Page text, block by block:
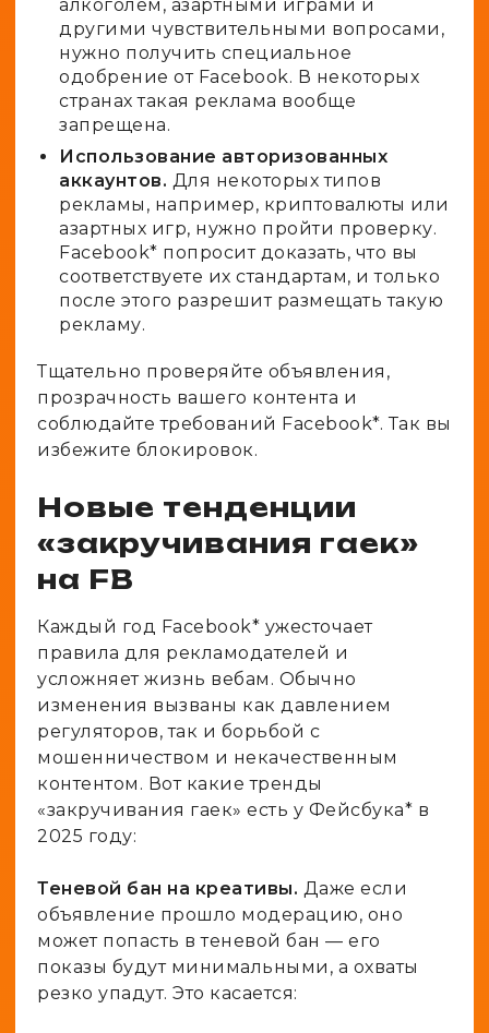
алкоголем, азартными играми и
другими чувствительными вопросами,
нужно получить специальное
одобрение от Facebook. В некоторых
странах такая реклама вообще
запрещена.
Использование авторизованных
аккаунтов. Для некоторых типов
рекламы, например, криптовалюты или
азартных игр, нужно пройти проверку.
Facebook* попросит доказать, что вы
соответствуете их стандартам, и только
после этого разрешит размещать такую
рекламу.
Тщательно проверяйте объявления,
прозрачность вашего контента и
соблюдайте требований Facebook*. Так вы
избежите блокировок.
Новые тенденции
«закручивания гаек»
на FB
Каждый год Facebook* ужесточает
правила для рекламодателей и
усложняет жизнь вебам. Обычно
изменения вызваны как давлением
регуляторов, так и борьбой с
мошенничеством и некачественным
контентом. Вот какие тренды
«закручивания гаек» есть у Фейсбука* в
2025 году:
Теневой бан на креативы. Даже если
объявление прошло модерацию, оно
может попасть в теневой бан — его
показы будут минимальными, а охваты
резко упадут. Это касается: